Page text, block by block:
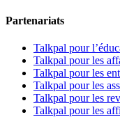
Partenariats
Talkpal pour
Talkpal pour les
Talkpal pour les
Talkpal pour les
Talkpal pour les
Talkpal pour les